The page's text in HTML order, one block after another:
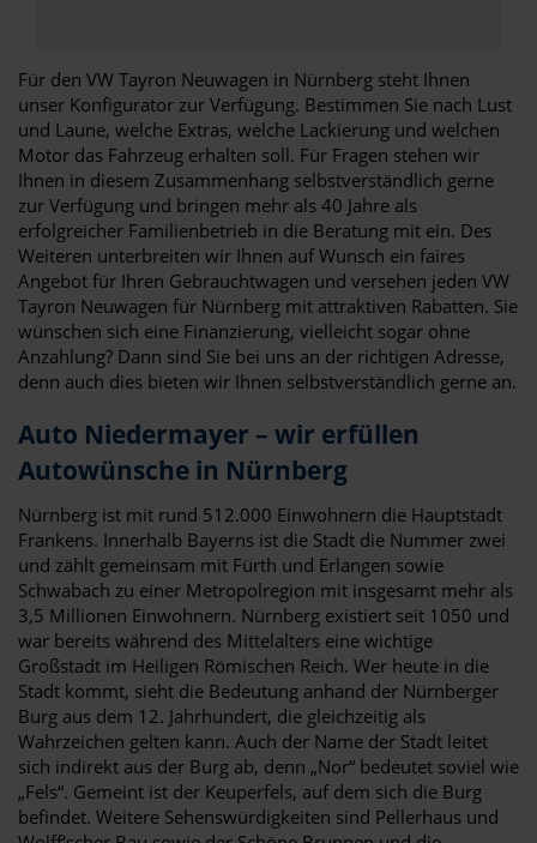
Für den VW Tayron Neuwagen in Nürnberg steht Ihnen
unser Konfigurator zur Verfügung. Bestimmen Sie nach Lust
und Laune, welche Extras, welche Lackierung und welchen
Motor das Fahrzeug erhalten soll. Für Fragen stehen wir
Ihnen in diesem Zusammenhang selbstverständlich gerne
zur Verfügung und bringen mehr als 40 Jahre als
erfolgreicher Familienbetrieb in die Beratung mit ein. Des
Weiteren unterbreiten wir Ihnen auf Wunsch ein faires
Angebot für Ihren Gebrauchtwagen und versehen jeden VW
Tayron Neuwagen für Nürnberg mit attraktiven Rabatten. Sie
wünschen sich eine Finanzierung, vielleicht sogar ohne
Anzahlung? Dann sind Sie bei uns an der richtigen Adresse,
denn auch dies bieten wir Ihnen selbstverständlich gerne an.
Auto Niedermayer – wir erfüllen
Autowünsche in Nürnberg
Nürnberg ist mit rund 512.000 Einwohnern die Hauptstadt
Frankens. Innerhalb Bayerns ist die Stadt die Nummer zwei
und zählt gemeinsam mit Fürth und Erlangen sowie
Schwabach zu einer Metropolregion mit insgesamt mehr als
3,5 Millionen Einwohnern. Nürnberg existiert seit 1050 und
war bereits während des Mittelalters eine wichtige
Großstadt im Heiligen Römischen Reich. Wer heute in die
Stadt kommt, sieht die Bedeutung anhand der Nürnberger
Burg aus dem 12. Jahrhundert, die gleichzeitig als
Wahrzeichen gelten kann. Auch der Name der Stadt leitet
sich indirekt aus der Burg ab, denn „Nor“ bedeutet soviel wie
„Fels“. Gemeint ist der Keuperfels, auf dem sich die Burg
befindet. Weitere Sehenswürdigkeiten sind Pellerhaus und